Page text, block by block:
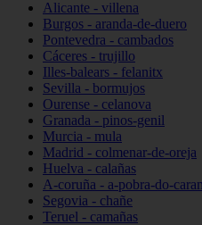
Alicante - villena
Burgos - aranda-de-duero
Pontevedra - cambados
Cáceres - trujillo
Illes-balears - felanitx
Sevilla - bormujos
Ourense - celanova
Granada - pinos-genil
Murcia - mula
Madrid - colmenar-de-oreja
Huelva - calañas
A-coruña - a-pobra-do-
Segovia - chañe
Teruel - camañas